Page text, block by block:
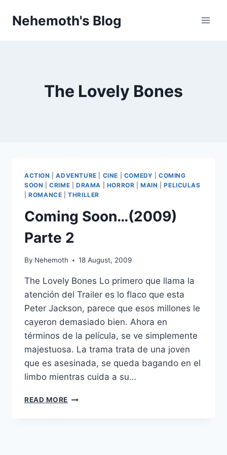
Nehemoth's Blog
The Lovely Bones
ACTION |ADVENTURE CINE COMEDY |COMING
SOON |CRIME DRAMA HORROR |MAIN |PELICULAS
|ROMANCE |THRILLER
Coming Soon…(2009)
Parte 2
By Nehemoth 18 August, 2009
The Lovely Bones Lo primero que llama la
atención del Trailer es lo flaco que esta
Peter Jackson, parece que esos millones le
cayeron demasiado bien. Ahora en
términos de la película, se ve simplemente
majestuosa. La trama trata de una joven
que es asesinada, se queda bagando en el
limbo mientras cuida a su…
READ MORE COMING